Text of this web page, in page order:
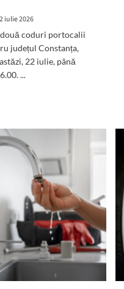
iulie 2026
coduri portocalii
județul Constanța,
22 iulie, până
...